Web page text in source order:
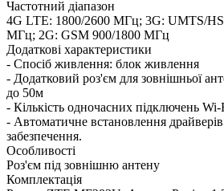
Частотний діапазон
4G LTE: 1800/2600 МГц; 3G: UMTS/
МГц; 2G: GSM 900/1800 МГц
Додаткові характеристики
- Спосіб живлення: блок живлення
- Додатковий роз'єм для зовнішньої
до 50м
- Кількість одночасних підключень
- Автоматичне встановлення
забезпечення.
Особливості
Роз'єм під зовнішню антену
Комплектація